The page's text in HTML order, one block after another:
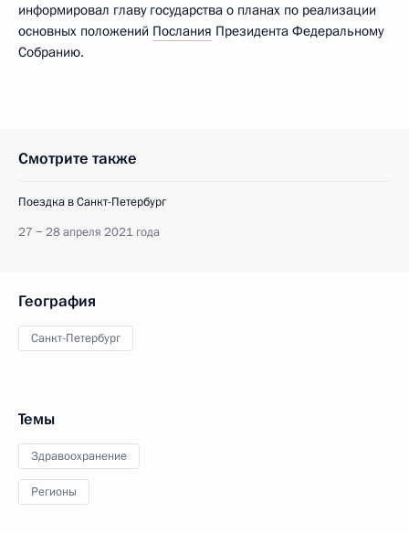
информировал главу государства о планах по реализации
основных положений Послания Президента Федеральному
Собранию.
Смотрите также
Поездка в Санкт-Петербург
27 − 28 апреля 2021 года
География
Санкт-Петербург
Темы
Здравоохранение
Регионы